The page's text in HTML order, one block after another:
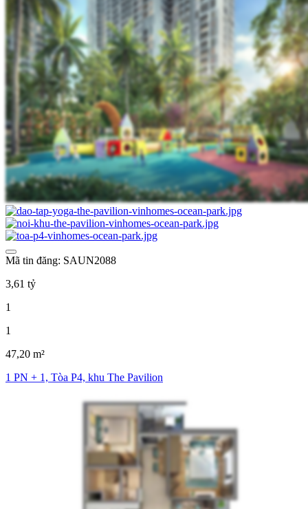
Mã tin đăng: SAUN2088
3,61 tỷ
1
1
47,20 m²
1 PN + 1, Tòa P4, khu The Pavilion